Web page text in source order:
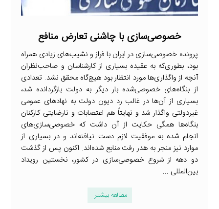
خصوصی‌سازی با چاشنی تعارض منافع
پرونده خصوصی‌سازی در ایران با فراز و نشیب‌های زیادی همراه
بود، بطوری‌که به عقیده بسیاری از کارشناسان و صاحب‌نظران
آنچه از واگذاری‌ها مورد انتظار بود هیچ‌گاه محقق نشد. تعدادی
از بنگاه‌های خصوصی‌شده بار دیگر به دولت بازگردانده شد،
بسیاری از آن‌ها در غالب رد دیون دولت به نهادهای عمومی
غیردولتی واگذار شد و نهایتاً هم اعتصابات و نارضایتی کارکنان
بنگاه‌ها همگی حکایت از آن داشت که خصوصی‌سازی‌های
انجام شده به موفقیت لازم دست نیافته‌اند و در بسیاری از
موارد نیز منجر به هدر رفت منابع شده‌اند. اکنون پس از گذشت
دو دهه از شروع خصوصی‌سازی در کشور، نخستین رویداد
بین‌المللی ...
مطالعه بیشتر